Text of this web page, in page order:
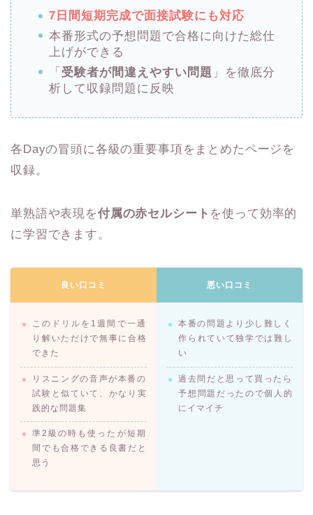
7日間短期完成で面接試験にも対応
本番形式の予想問題で合格に向けた総仕
上げができる
「 受験者が間違えやすい問題 」を徹底分
析して収録問題に反映
各Dayの冒頭に各級の重要事項をまとめたページを
収録。
単熟語や表現を付属の赤セルシート を使って効率的
に学習できます。
良い口コミ
このドリルを1週間で一通
り解いただけで無事に合格
できた
リスニングの音声が本番の
試験と似ていて、かなり実
践的な問題集
準2級の時も使ったが短期
間でも合格できる良書だと
思う
悪い口コミ
本番の問題より少し難しく
作られていて独学では難し
い
過去問だと思って買ったら
予想問題だったので個人的
にイマイチ